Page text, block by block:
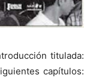
titulada:
capítulos: